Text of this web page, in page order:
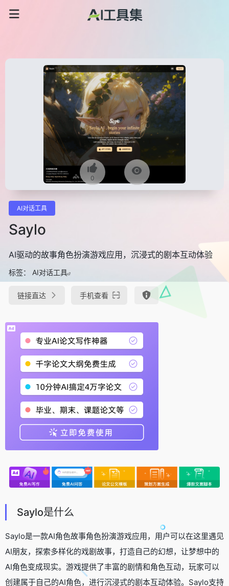
0
AI对话工具
Saylo
AI驱动的故事角色扮演游戏应用，沉浸式的剧本互动体验
标签： AI对话工具
链接直达 手机查看
Saylo是什么
Saylo是一款AI角色故事角色扮演游戏应用，用户可以在这里遇见
AI朋友，探索多样化的戏剧故事，打造自己的幻想，让梦想中的
AI角色变成现实。游戏提供了丰富的剧情和角色互动，玩家可以
创建属于自己的AI角色，进行沉浸式的剧本互动体验。Saylo支持